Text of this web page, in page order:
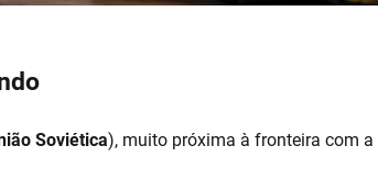
Soviética), muito próxima à fronteira com a